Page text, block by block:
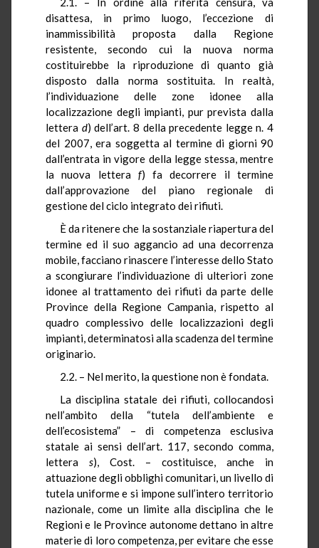
disattesa, in primo luogo, l’eccezione di
inammissibilità proposta dalla Regione
resistente, secondo cui la nuova norma
costituirebbe la riproduzione di quanto già
disposto dalla norma sostituita. In realtà,
l’individuazione delle zone idonee alla
localizzazione degli impianti, pur prevista dalla
lettera d) dell’art. 8 della precedente legge n. 4
del 2007, era soggetta al termine di giorni 90
dall’entrata in vigore della legge stessa, mentre
la nuova lettera f) fa decorrere il termine
dall’approvazione del piano regionale di
gestione del ciclo integrato dei rifiuti.
È da ritenere che la sostanziale riapertura del
termine ed il suo aggancio ad una decorrenza
mobile, facciano rinascere l’interesse dello Stato
a scongiurare l’individuazione di ulteriori zone
idonee al trattamento dei rifiuti da parte delle
Province della Regione Campania, rispetto al
quadro complessivo delle localizzazioni degli
impianti, determinatosi alla scadenza del termine
originario.
2.2. – Nel merito, la questione non è fondata.
La disciplina statale dei rifiuti, collocandosi
nell’ambito della “tutela dell’ambiente e
dell’ecosistema” – di competenza esclusiva
statale ai sensi dell’art. 117, secondo comma,
lettera s), Cost. – costituisce, anche in
attuazione degli obblighi comunitari, un livello di
tutela uniforme e si impone sull’intero territorio
nazionale, come un limite alla disciplina che le
Regioni e le Province autonome dettano in altre
materie di loro competenza, per evitare che esse